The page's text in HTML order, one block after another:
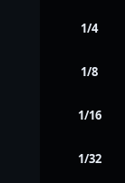
1/4
1/8
1/16
1/32